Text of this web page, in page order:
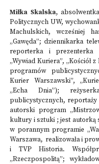
Miłka Skalska,
Politycznych UW,
Machulskich, wcześniej
„Gawęda”; dziennikarka
reporterka i prezenterka
„Wywiad Kuriera”, „Kościół
programów
Kurier Warszawski”,
„Echa Dnia”);
publicystycznych,
autorski program
kultury i sztuki ; jest autorką
w porannym programie
Warszawa, realizowała i
i TVP Historia.
„Rzeczpospolitą”;